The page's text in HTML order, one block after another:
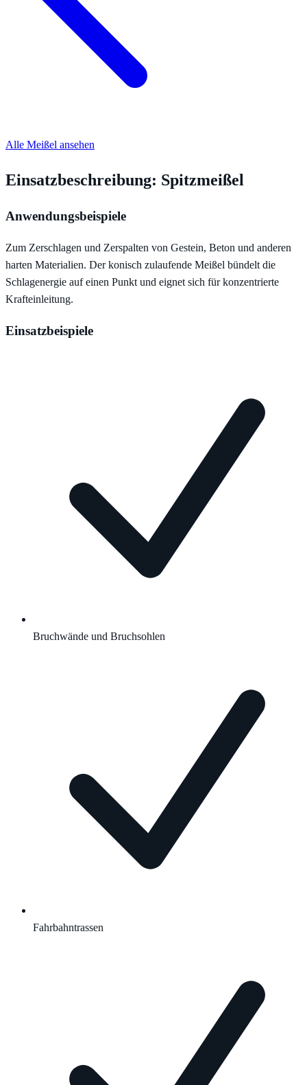
Alle Meißel ansehen
Einsatzbeschreibung: Spitzmeißel
Anwendungsbeispiele
Zum Zerschlagen und Zerspalten von Gestein, Beton und anderen
harten Materialien. Der konisch zulaufende Meißel bündelt die
Schlagenergie auf einen Punkt und eignet sich für konzentrierte
Krafteinleitung.
Einsatzbeispiele
Bruchwände und Bruchsohlen
Fahrbahntrassen